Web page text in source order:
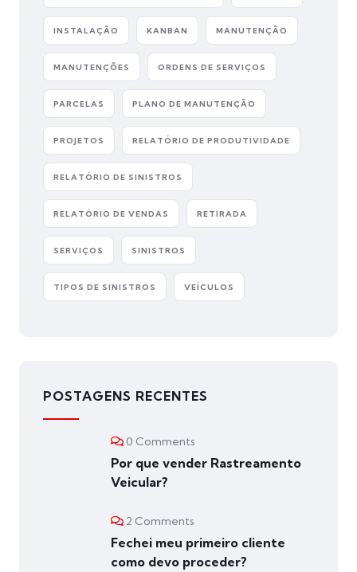
INSTALAÇÃO KANBAN MANUTENÇÃO
MANUTENÇÕES ORDENS DE SERVIÇOS
PARCELAS PLANO DE MANUTENÇÃO
PROJETOS RELATÓRIO DE PRODUTIVIDADE
RELATÓRIO DE SINISTROS
RELATÓRIO DE VENDAS RETIRADA
SERVIÇOS SINISTROS
TIPOS DE SINISTROS VEÍCULOS
POSTAGENS RECENTES
0 Comments
Por que vender Rastreamento
Veicular?
2 Comments
Fechei meu primeiro cliente
como devo proceder?